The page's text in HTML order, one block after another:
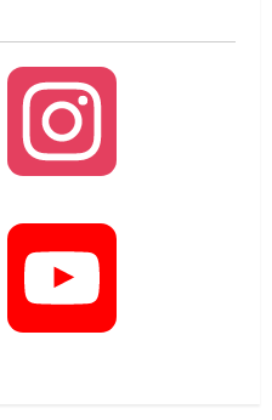
Threads
Twitter
NEWS
पीस यूनिवर्सिटी और जर्मनी के
समझौता; भारतीय छात्रों
2026
के मुख्यमंत्री से
पर्यटन और सांस्कृतिक